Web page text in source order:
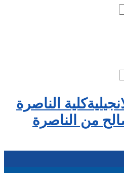
كلية الناصرة
من الناصرة